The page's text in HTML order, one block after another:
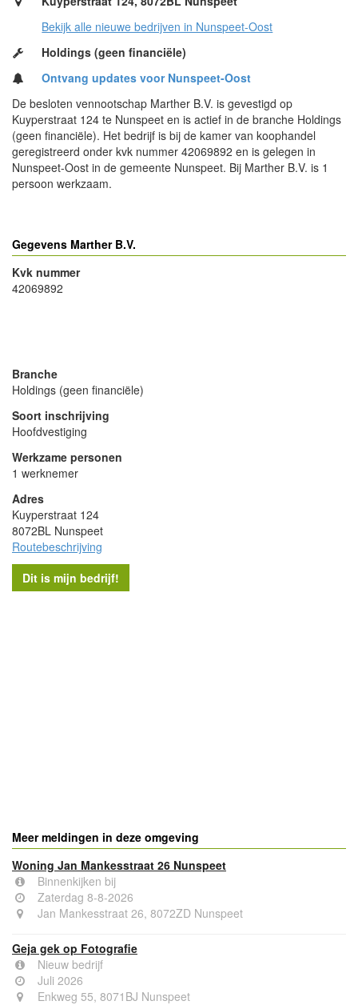
Bekijk alle nieuwe bedrijven in Nunspeet-Oost
Holdings (geen financiële)
Ontvang updates voor Nunspeet-Oost
De besloten vennootschap Marther B.V. is gevestigd op
Kuyperstraat 124 te Nunspeet en is actief in de branche Holdings
(geen financiële). Het bedrijf is bij de kamer van koophandel
geregistreerd onder kvk nummer 42069892 en is gelegen in
Nunspeet-Oost in de gemeente Nunspeet. Bij Marther B.V. is 1
persoon werkzaam.
Gegevens Marther B.V.
Kvk nummer
42069892
Branche
Holdings (geen financiële)
Soort inschrijving
Hoofdvestiging
Werkzame personen
1 werknemer
Adres
Kuyperstraat 124
8072BL Nunspeet
Routebeschrijving
Meer meldingen in deze omgeving
Woning Jan Mankesstraat 26 Nunspeet
Binnenkijken bij
Zaterdag 8-8-2026
Jan Mankesstraat 26, 8072ZD Nunspeet
Geja gek op Fotografie
Nieuw bedrijf
Juli 2026
Enkweg 55, 8071BJ Nunspeet